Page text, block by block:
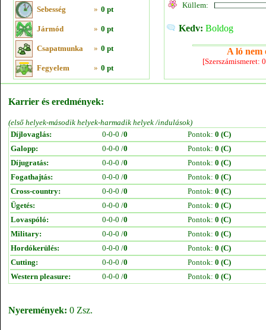
Sebesség » 0 pt
Jármód » 0 pt
Csapatmunka » 0 pt
Fegyelem » 0 pt
Küllem:
Kedv: Boldog
A ló nem
[Szerszámismeret:
Karrier és eredmények:
(első helyek-második helyek-harmadik helyek /indulások)
Díjlovaglás:
0-0-0 /0 Pontok: 0 (C)
Galopp:
0-0-0 /0 Pontok: 0 (C)
Díjugratás:
0-0-0 /0 Pontok: 0 (C)
Fogathajtás:
0-0-0 /0 Pontok: 0 (C)
Cross-country:
0-0-0 /0 Pontok: 0 (C)
Ügetés:
0-0-0 /0 Pontok: 0 (C)
Lovaspóló:
0-0-0 /0 Pontok: 0 (C)
Military:
0-0-0 /0 Pontok: 0 (C)
Hordókerülés:
0-0-0 /0 Pontok: 0 (C)
Cutting:
0-0-0 /0 Pontok: 0 (C)
Western pleasure:
0-0-0 /0 Pontok: 0 (C)
Nyeremények: 0 Zsz.